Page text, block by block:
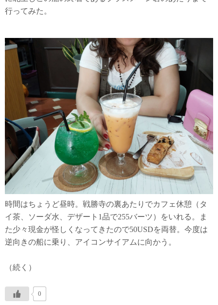
行ってみた。
時間はちょうど昼時。戦勝寺の裏あたりでカフェ休憩（タ
イ茶、ソーダ水、デザート1品で255バーツ）をいれる。ま
た少々現金が怪しくなってきたので50USDを両替。今度は
逆向きの船に乗り、アイコンサイアムに向かう。
（続く）
0